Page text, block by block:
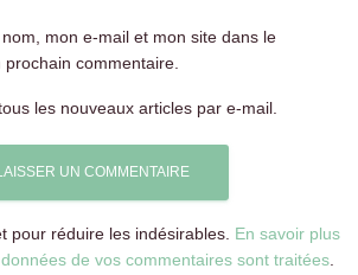
mon e-mail et mon site dans le
commentaire.
les nouveaux articles par e-mail.
pour réduire les indésirables. En savoir plus
de vos commentaires sont traitées